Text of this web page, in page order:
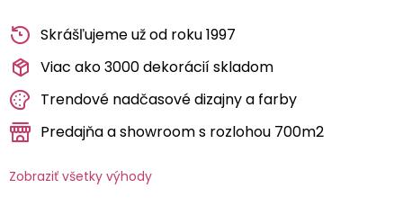
Skrášľujeme už od roku 1997
Viac ako 3000 dekorácií skladom
Trendové nadčasové dizajny a farby
Predajňa a showroom s rozlohou 700m2
Zobraziť všetky výhody